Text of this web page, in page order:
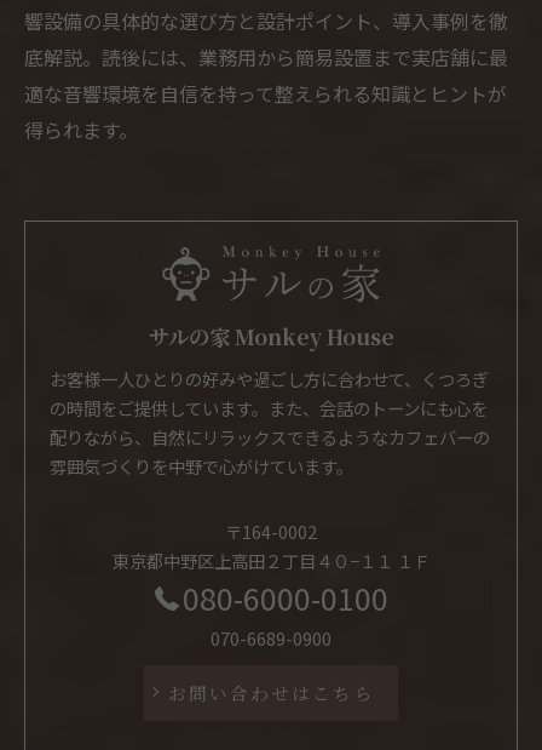
響設備の具体的な選び方と設計ポイント、導入事例を徹
底解説。読後には、業務用から簡易設置まで実店舗に最
適な音響環境を自信を持って整えられる知識とヒントが
得られます。
サルの家 Monkey House
お客様一人ひとりの好みや過ごし方に合わせて、くつろぎ
の時間をご提供しています。また、会話のトーンにも心を
配りながら、自然にリラックスできるようなカフェバーの
雰囲気づくりを中野で心がけています。
〒164-0002
東京都中野区上高田２丁目４０−１１ １Ｆ
080-6000-0100
070-6689-0900
お問い合わせはこちら